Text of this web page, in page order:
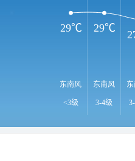
东南风
<3级
东南风
3-4级
29℃ 29℃